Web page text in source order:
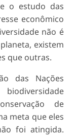
o estudo das
econômico
não é
existem
que outras.
das Nações
de
meta que eles
foi atingida.